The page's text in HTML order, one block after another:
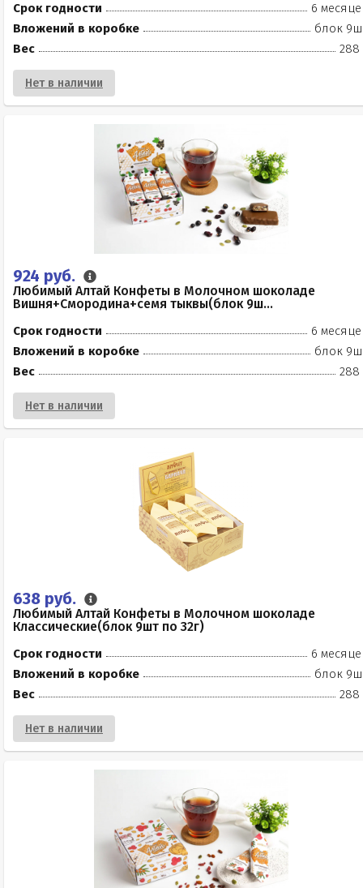
Срок годности
6
Вложений в коробке
блок
Вес
288
Нет в наличии
924 руб.
Любимый Алтай Конфеты в Молочном шоколаде
Вишня+Смородина+семя тыквы(блок 9ш...
Срок годности
6
Вложений в коробке
блок
Вес
288
Нет в наличии
638 руб.
Любимый Алтай Конфеты в Молочном шоколаде
Классические(блок 9шт по 32г)
Срок годности
6
Вложений в коробке
блок
Вес
288
Нет в наличии